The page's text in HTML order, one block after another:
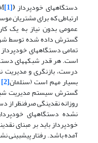
دستگاه­های خودپرداز(
[1]
ارتباطی که برای مشتریان
عمومی بدون نیاز به یک
گسترش داده شده توسط
است. هر قدر شبکه­های
درست، بازنگری و مدیریت
بسیار مهم است (سنلمان[2]
گسترش سیستم مدیریت
روزانه نقدینگی صرف­نظر از
نشده دستگاه­های
خودپرداز باید بر مبنای
آمده باشد. رفتار پیش­بینی